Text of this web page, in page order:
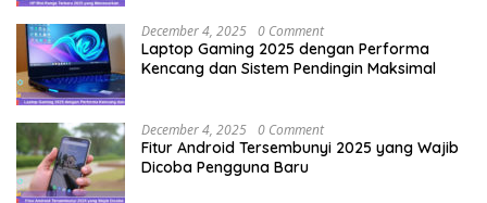
December 4, 2025 0 Comment
Laptop Gaming 2025 dengan Performa
Kencang dan Sistem Pendingin Maksimal
December 4, 2025 0 Comment
Fitur Android Tersembunyi 2025 yang Wajib
Dicoba Pengguna Baru